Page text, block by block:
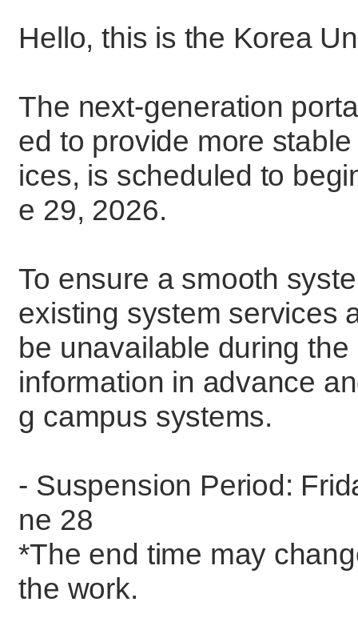
Hello, this is the Korea
The next-generation
ed to provide more
ices, is scheduled to
e 29, 2026.
To ensure a smooth
existing system services
be unavailable during
information in advance
g campus systems.
- Suspension Period:
ne 28
*The end time may
the work.